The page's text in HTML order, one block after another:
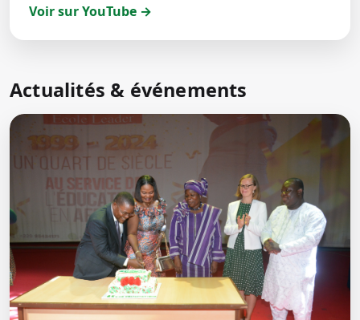
Voir sur YouTube →
Actualités & événements